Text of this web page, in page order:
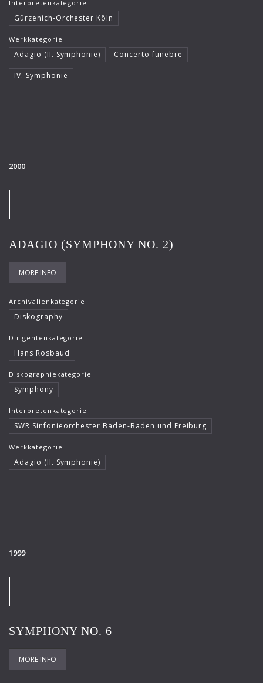
Interpretenkategorie
Gürzenich-Orchester Köln
Werkkategorie
Adagio (II. Symphonie) Concerto funebre
IV. Symphonie
2000
ADAGIO (SYMPHONY NO. 2)
MORE INFO
Archivalienkategorie
Diskography
Dirigentenkategorie
Hans Rosbaud
Diskographiekategorie
Symphony
Interpretenkategorie
SWR Sinfonieorchester Baden-Baden und Freiburg
Werkkategorie
Adagio (II. Symphonie)
1999
SYMPHONY NO. 6
MORE INFO